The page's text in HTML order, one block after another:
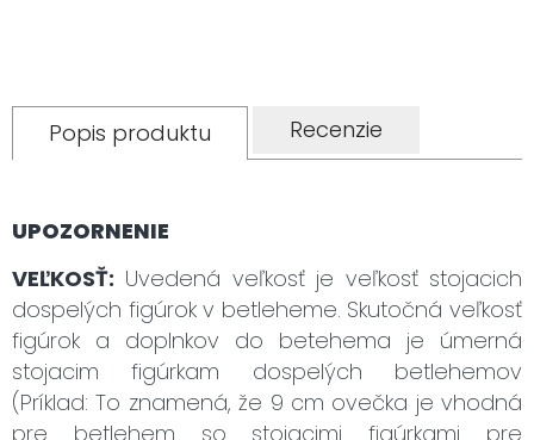
Popis produktu Recenzie
UPOZORNENIE
VEĽKOSŤ: Uvedená veľkosť je veľkosť stojacich
dospelých figúrok v betleheme. Skutočná veľkosť
figúrok a doplnkov do betehema je úmerná
stojacim figúrkam dospelých betlehemov
(Príklad: To znamená, že 9 cm ovečka je vhodná
pre betlehem so stojacimi figúrkami pre